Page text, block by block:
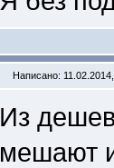
Написано:
Из
мешают